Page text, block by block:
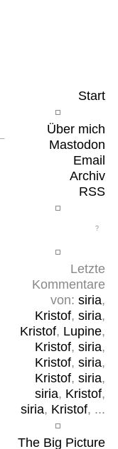
Start
Über mich
Mastodon
Email
Archiv
RSS
Letzte
Kommentare
von: siria,
Kristof, siria,
Kristof, Lupine,
Kristof, siria,
Kristof, siria,
Kristof, siria,
siria, Kristof,
siria, Kristof, ...
The Big Picture